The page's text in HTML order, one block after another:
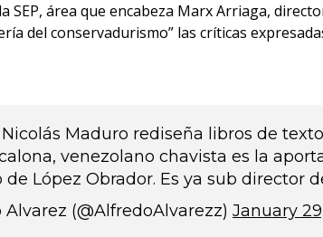
SEP, área que encabeza Marx Arriaga,
del conservadurismo” las críticas
Maduro rediseña libros de
venezolano chavista es la
López Obrador. Es ya sub director
(@AlfredoAlvarezz) January